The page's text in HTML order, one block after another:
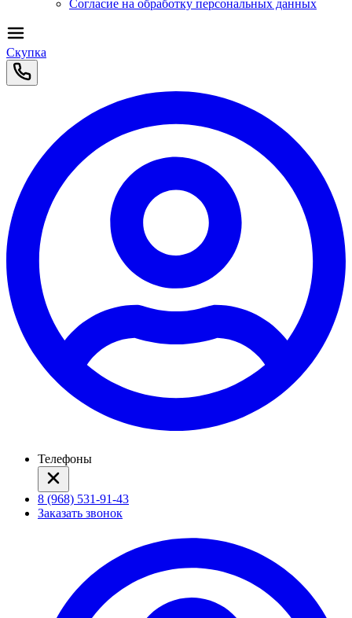
Согласие на обработку персональных данных
Скупка
Телефоны
8 (968) 531-91-43
Заказать звонок